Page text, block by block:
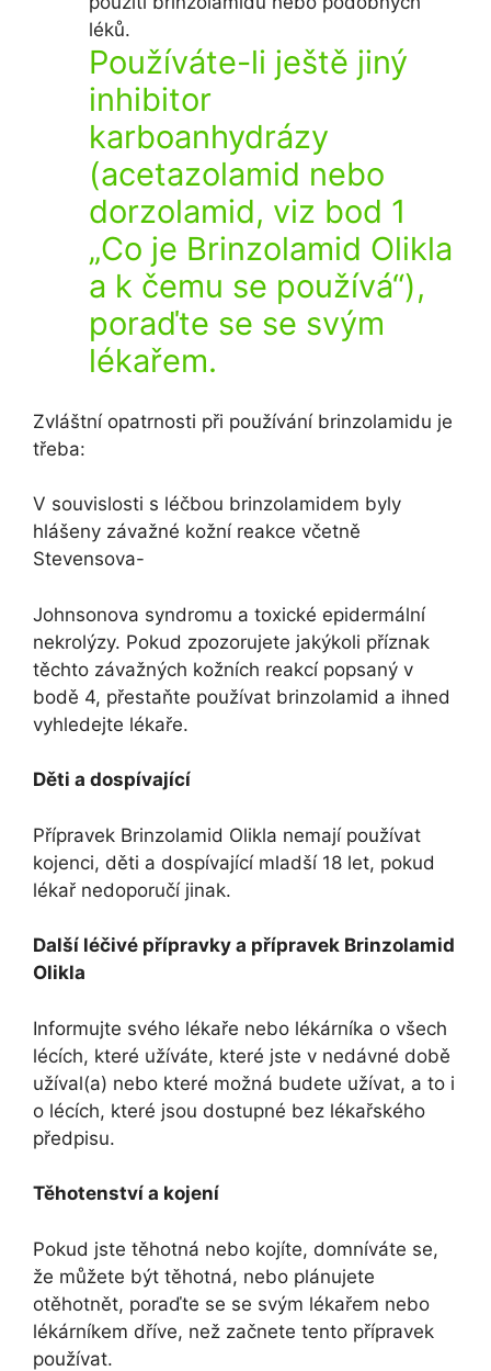
léků.
Používáte-li ještě jiný
inhibitor
karboanhydrázy
(acetazolamid nebo
dorzolamid, viz bod 1
„Co je Brinzolamid Olikla
a k čemu se používá“),
poraďte se se svým
lékařem.
Zvláštní opatrnosti při používání brinzolamidu je
třeba:
V souvislosti s léčbou brinzolamidem byly
hlášeny závažné kožní reakce včetně
Stevensova-
Johnsonova syndromu a toxické epidermální
nekrolýzy. Pokud zpozorujete jakýkoli příznak
těchto závažných kožních reakcí popsaný v
bodě 4, přestaňte používat brinzolamid a ihned
vyhledejte lékaře.
Děti a dospívající
Přípravek Brinzolamid Olikla nemají používat
kojenci, děti a dospívající mladší 18 let, pokud
lékař nedoporučí jinak.
Další léčivé přípravky a přípravek Brinzolamid
Olikla
Informujte svého lékaře nebo lékárníka o všech
lécích, které užíváte, které jste v nedávné době
užíval(a) nebo které možná budete užívat, a to i
o lécích, které jsou dostupné bez lékařského
předpisu.
Těhotenství a kojení
Pokud jste těhotná nebo kojíte, domníváte se,
že můžete být těhotná, nebo plánujete
otěhotnět, poraďte se se svým lékařem nebo
lékárníkem dříve, než začnete tento přípravek
používat.